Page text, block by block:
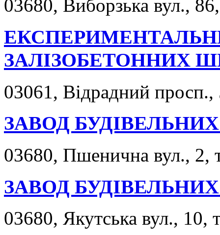
03680, Виборзька вул.,
ЗАЛІЗОБЕТОННИХ
03061, Відрадний
ЗАВОД БУДІВЕЛЬНИХ
03680, Пшенична вул., 2,
ЗАВОД
03680, Якутська вул., 10,